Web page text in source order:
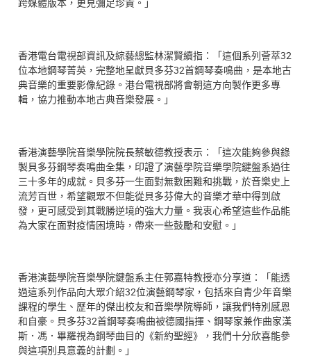
跨媒體版本，更見彌足珍貴。」
香港電台電視部資訊及綜藝總監林潔賢續指：「這個系列薈萃32
位本地鋼琴菁英，完整地呈獻貝多芬32首鋼琴奏鳴曲，是本地古
典音樂的重要影像紀錄。港台電視部將會朝這方向製作更多專
輯，協力推動本地古典音樂發展。」
香港演藝學院音樂學院院長蔡敏德教授表示：「這次能夠參與錄
製貝多芬鋼琴奏鳴曲全集，印證了演藝學院音樂學院鍵盤系過往
三十多年的成就。貝多芬一生面對無數困難和挑戰，於音樂史上
流芳百世，希望觀眾不但能從貝多芬偉大的音樂才華中得到啟
發，更可感受到其戰勝逆境的強大力量。我衷心希望這些作品能
為大家在面對疫情困境時，帶來一些鼓勵和安慰。」
香港演藝學院音樂學院鍵盤系主任郭嘉特教授亦分享道：「能透
過這系列作品向大眾介紹32位演藝鋼琴家，包括來自青少年音樂
課程的學生、歷年的傑出校友和音樂學院導師，讓我們特別感恩
和自豪。貝多芬32首鋼琴奏鳴曲被德國指揮、鋼琴家兼作曲家漢
斯．馮．畢羅視為鋼琴曲目的《新約聖經》，我們十分欣喜能參
與這項別具意義的計劃。」